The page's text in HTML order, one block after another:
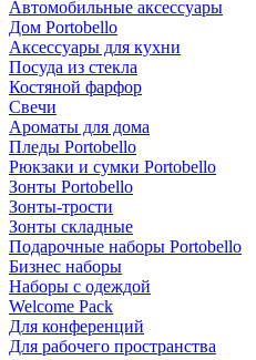
Автомобильные аксессуары
Дом Portobello
Аксессуары для кухни
Посуда из стекла
Костяной фарфор
Свечи
Ароматы для дома
Пледы Portobello
Рюкзаки и сумки Portobello
Зонты Portobello
Зонты-трости
Зонты складные
Подарочные наборы Portobello
Бизнес наборы
Наборы с одеждой
Welcome Pack
Для конференций
Для рабочего пространства